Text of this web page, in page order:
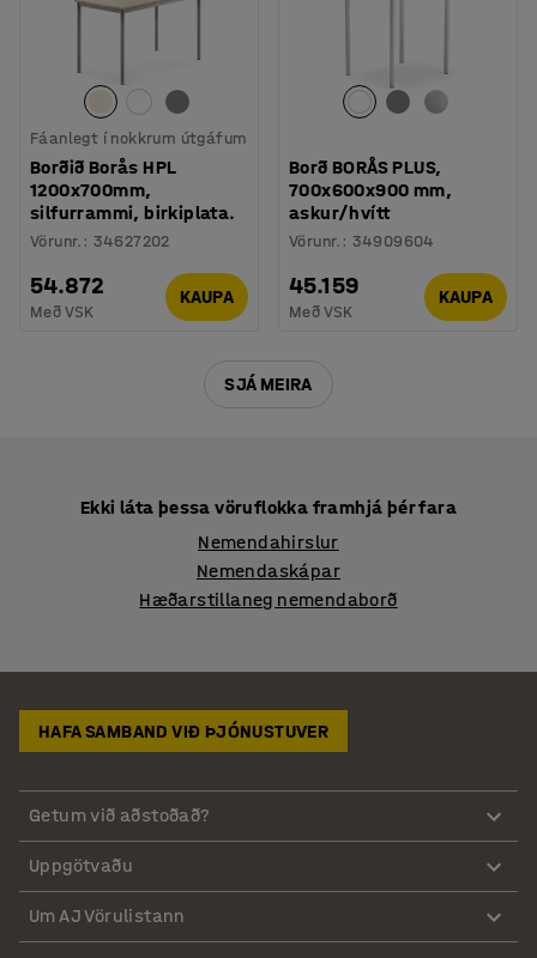
Fáanlegt í nokkrum útgáfum
Borðið Borås HPL
1200x700mm,
silfurrammi, birkiplata.
Vörunr. : 34627202
54.872
Með VSK
KAUPA
Borð BORÅS PLUS,
700x600x900 mm,
askur/hvítt
Vörunr. : 34909604
45.159
Með VSK
KAUPA
SJÁ MEIRA
Ekki láta þessa vöruflokka framhjá þér fara
Nemendahirslur
Nemendaskápar
Hæðarstillaneg nemendaborð
HAFA SAMBAND VIÐ ÞJÓNUSTUVER
Getum við aðstoðað?
Uppgötvaðu
Um AJ Vörulistann